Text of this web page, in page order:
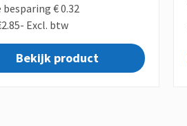
€ 0.32
Excl. btw
Bekijk product